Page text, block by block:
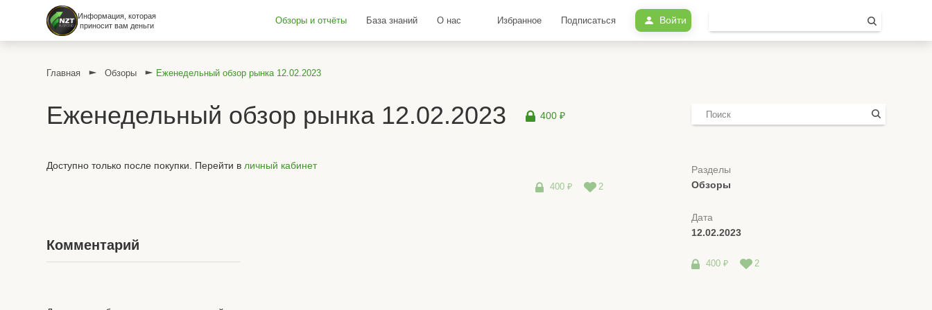
Информация, которая
приносит вам деньги
Обзоры и отчёты База знаний О нас Избранное Подписаться Войти
Главная Обзоры Еженедельный обзор рынка 12.02.2023
Еженедельный обзор рынка 12.02.2023 400 ₽
Доступно только после покупки. Перейти в личный кабинет
400 ₽ 2
Комментарий
Разделы
Обзоры
Дата
12.02.2023
400 ₽ 2